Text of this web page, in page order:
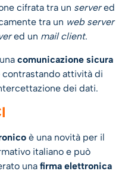
cifrata tra un servered
tra un web server
ed un mail client.
comunicazione sicura
attività di
dei dati.
è una novità per il
italiano e può
una firma elettronica